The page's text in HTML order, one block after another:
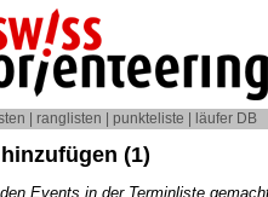
ranglisten punkteliste läufer DB
(1)
Events in der Terminliste